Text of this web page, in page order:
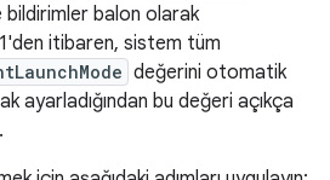
bildirimler balon olarak
itibaren, sistem tüm
değerini otomatik
ayarladığından bu değeri açıkça